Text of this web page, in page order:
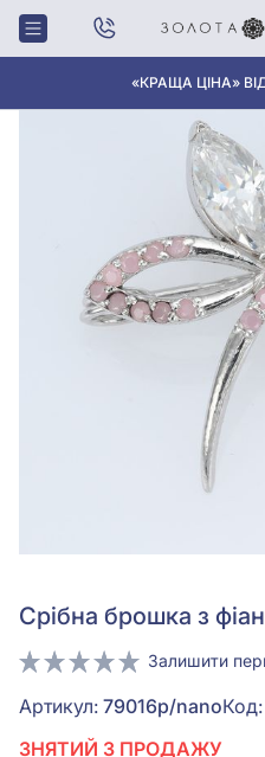
«КРАЩА ЦІНА»
Головна Срiбна брошка з
Срiбна брошка з
Залишити
Артикул: 79016р/nanoКод:
ЗНЯТИЙ З ПРОДАЖУ